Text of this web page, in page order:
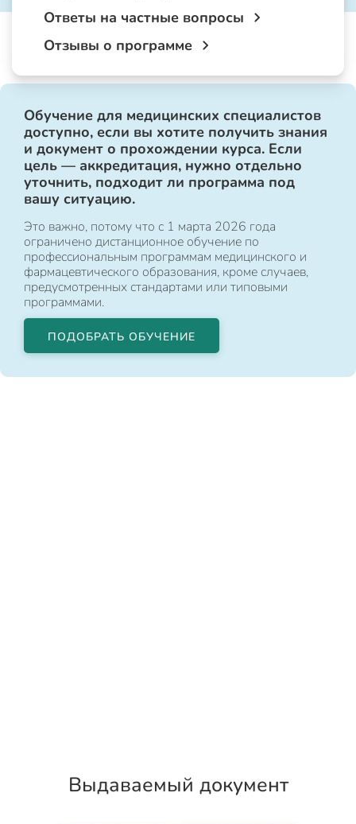
Ответы на частные вопросы
Отзывы о программе
Обучение для медицинских специалистов
доступно, если вы хотите получить знания
и документ о прохождении курса. Если
цель — аккредитация, нужно отдельно
уточнить, подходит ли программа под
вашу ситуацию.
Это важно, потому что с 1 марта 2026 года
ограничено дистанционное обучение по
профессиональным программам медицинского и
фармацевтического образования, кроме случаев,
предусмотренных стандартами или типовыми
программами.
ПОДОБРАТЬ ОБУЧЕНИЕ
Выдаваемый документ